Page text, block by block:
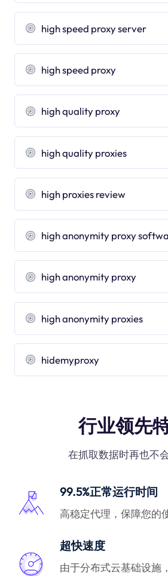
high speed proxy server
high speed proxy
high quality proxy
high quality proxies
high proxies review
high anonymity proxy
high anonymity proxy
high anonymity proxies
hidemyproxy
行业领先
在抓取数据时再也不
99.5%正常运行时间
高稳定代理，保障您的
超快速度
由于分布式云基础设施